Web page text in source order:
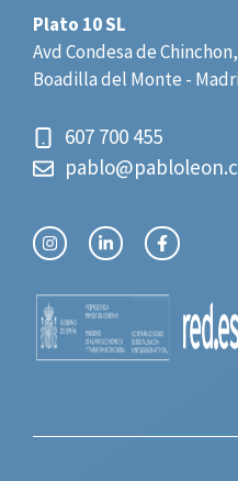
Plato 10 SL
Avd Condesa de
Boadilla del Monte -
607 700 455